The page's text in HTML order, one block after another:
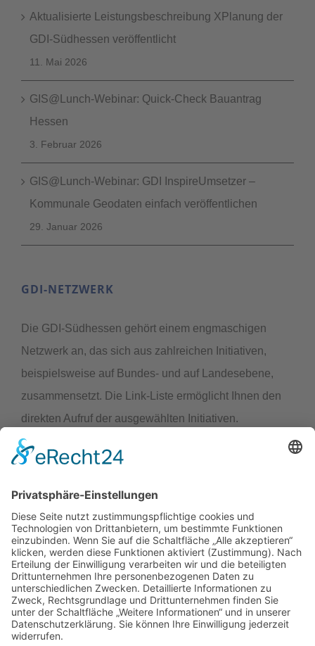
Aktualisierte Leistungsbeschreibung XPlanung der
GDI-Südhessen veröffentlicht
11. Mai 2026
GIS@Lunch-Webinar: Quick-Check Bauantrag
Hessen
3. Februar 2026
GIS@Lunch-Webinar: GDI InspireUmsetzer –
Kommunale Geodaten einfach veröffentlichen
29. Januar 2026
GDI-NETZWERK
Die GDI-Südhessen gehört einem engmaschigen
Netzwerk an, das sich aus zahlreichen Initiativen,
beispielsweise auf Bundes- und auf Landesebene,
zusammensetzt. Die Link-Liste ermöglicht Ihnen den
direkten Aufruf der ausgewählten Initiativen.
Geodateninfrastruktur Deutschland (GDI-DE)
Geoportal.de
INSPIRE
INSPIRE Geoportal